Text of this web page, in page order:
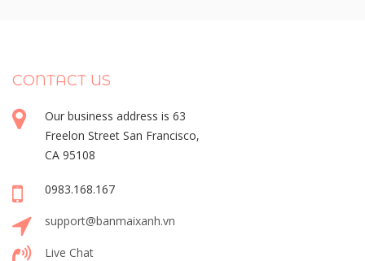
CONTACT US
Our business address is 63
Freelon Street San Francisco,
CA 95108
0983.168.167
support@banmaixanh.vn
Live Chat